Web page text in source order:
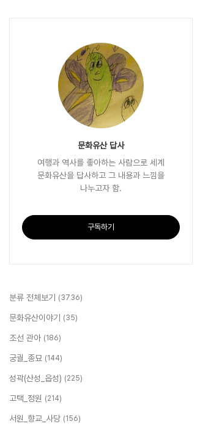
문화유산 답사
여행과 역사를 좋아하는 사람으로 세계
문화유산을 답사하고 그 내용과 느낌을
나누고자 함.
구독하기
분류 전체보기 (3736)
문화유산이야기 (35)
조선 관아 (186)
궁궐_종묘 (144)
성곽(산성_읍성) (225)
고택_정원 (214)
서원_향교_사당 (156)